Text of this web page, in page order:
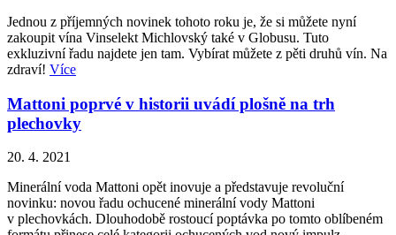
Jednou z příjemných novinek tohoto roku je, že si můžete nyní
zakoupit vína Vinselekt Michlovský také v Globusu. Tuto
exkluzivní řadu najdete jen tam. Vybírat můžete z pěti druhů vín. Na
zdraví! Více
Mattoni poprvé v historii uvádí plošně na trh
plechovky
20. 4. 2021
Minerální voda Mattoni opět inovuje a představuje revoluční
novinku: novou řadu ochucené minerální vody Mattoni
v plechovkách. Dlouhodobě rostoucí poptávka po tomto oblíbeném